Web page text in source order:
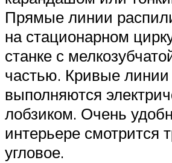
Прямые линии
на стационарном
станке с
частью. Кривые линии
выполняются
лобзиком. Очень
интерьере смотрится
угловое.